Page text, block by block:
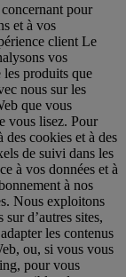
pour
et à vos
client Le
vos
les produits que
nous sur les
que vous
vous lisez. Pour
des cookies et à des
de suivi dans les
à vos données et à
à nos
Nous exploitons
d’autres sites,
les contenus
ou, si vous vous
pour vous